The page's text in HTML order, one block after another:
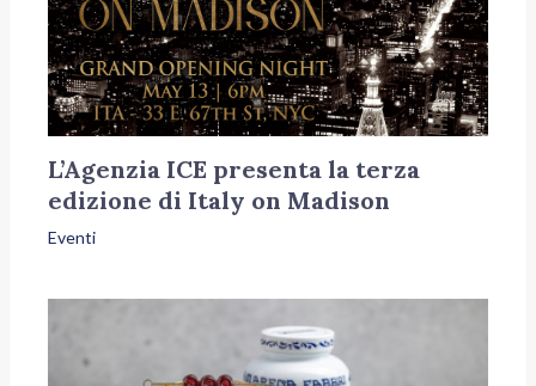
L’Agenzia ICE presenta la terza
edizione di Italy on Madison
Eventi